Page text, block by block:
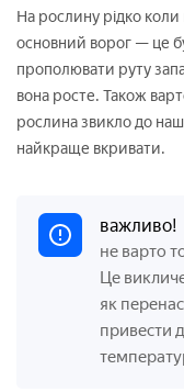
На рослину рідко
основний ворог — це
прополювати руту
вона росте. Також
рослина звикло до
найкраще вкривати.
важливо!
не варто
Це
як
привести